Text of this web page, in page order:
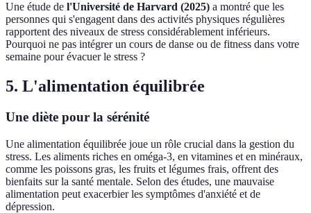
Une étude de l'Université de Harvard (2025) a montré que les
personnes qui s'engagent dans des activités physiques régulières
rapportent des niveaux de stress considérablement inférieurs.
Pourquoi ne pas intégrer un cours de danse ou de fitness dans votre
semaine pour évacuer le stress ?
5. L'alimentation équilibrée
Une diète pour la sérénité
Une alimentation équilibrée joue un rôle crucial dans la gestion du
stress. Les aliments riches en oméga-3, en vitamines et en minéraux,
comme les poissons gras, les fruits et légumes frais, offrent des
bienfaits sur la santé mentale. Selon des études, une mauvaise
alimentation peut exacerbier les symptômes d'anxiété et de
dépression.